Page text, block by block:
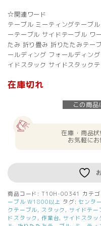
☆関連ワード
テーブル ミーティングテーブ
ーテーブル サイドテーブル ワ
たみ 折り畳み 折りたたみテー
ールディング フォールディン
イドスタック サイドスタック
在庫切れ
この商品
在庫・商品状
お気軽に
商品コード: T10H-00341 カテ
ーブル W1800以上 タグ:センタ
クテーブル, スタック , サイドテー
ドスタック , 作業台,サイドスタッ